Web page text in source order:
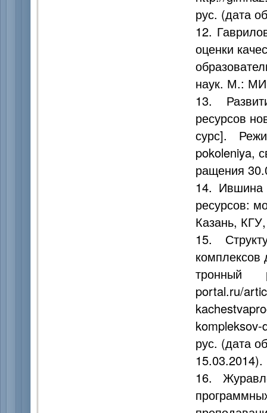
рус. (дата
12.
оценки
наук. М.:
13.
ресурсов
сурс].
pokoleniya,
ращения
14. Ившина
ресурсов:
Казань,
15.
комплексов
тронный
portal.ru/
рус. (дата
15.03.2014).
16.